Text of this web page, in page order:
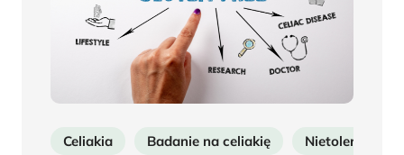
Celiakia Badanie na celiakię Nietolerancja